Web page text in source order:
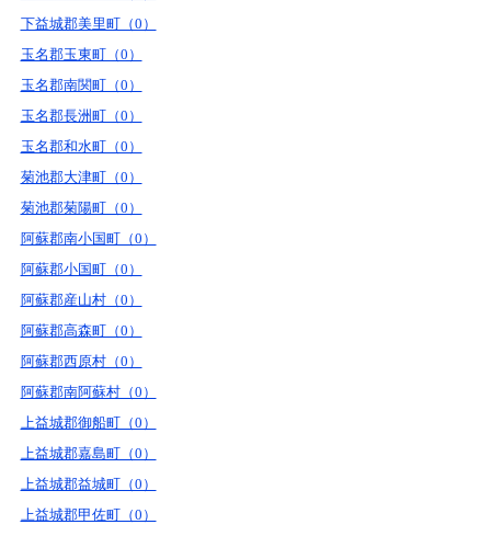
下益城郡美里町（0）
玉名郡玉東町（0）
玉名郡南関町（0）
玉名郡長洲町（0）
玉名郡和水町（0）
菊池郡大津町（0）
菊池郡菊陽町（0）
阿蘇郡南小国町（0）
阿蘇郡小国町（0）
阿蘇郡産山村（0）
阿蘇郡高森町（0）
阿蘇郡西原村（0）
阿蘇郡南阿蘇村（0）
上益城郡御船町（0）
上益城郡嘉島町（0）
上益城郡益城町（0）
上益城郡甲佐町（0）